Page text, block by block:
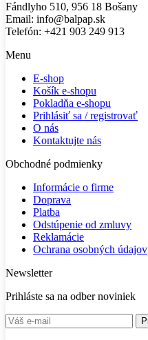
Fándlyho 510, 956 18 Bošany
Email: info@balpap.sk
Telefón: +421 903 249 913
Menu
E-shop
Košík e-shopu
Pokladňa e-shopu
Prihlásiť sa / registrovať
O nás
Kontaktujte nás
Obchodné podmienky
Informácie o firme
Doprava
Platba
Odstúpenie od zmluvy
Reklamácie
Ochrana osobných údajov
Newsletter
Prihláste sa na odber noviniek